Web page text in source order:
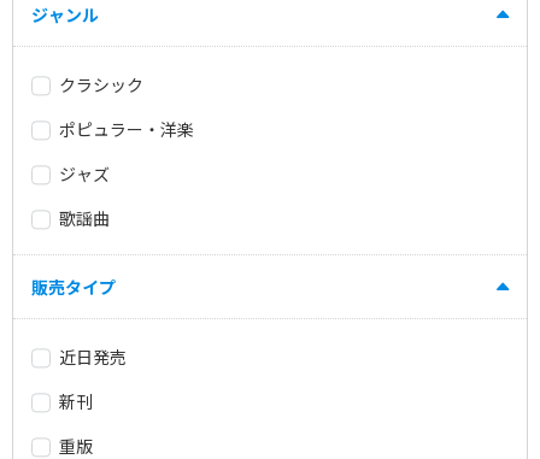
ジャンル
クラシック
ポピュラー・洋楽
ジャズ
歌謡曲
販売タイプ
近日発売
新刊
重版